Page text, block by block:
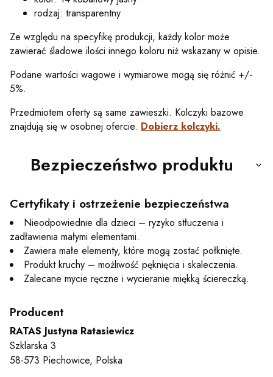
rodzaj: transparentny
Ze względu na specyfikę produkcji, każdy kolor może
zawierać śladowe ilości innego koloru niż wskazany w opisie.
Podane wartości wagowe i wymiarowe mogą się różnić +/-
5%.
Przedmiotem oferty są same zawieszki. Kolczyki bazowe
znajdują się w osobnej ofercie. Dobierz kolczyki.
Bezpieczeństwo produktu
Certyfikaty i ostrzeżenie bezpieczeństwa
Nieodpowiednie dla dzieci – ryzyko stłuczenia i
zadławienia małymi elementami.
Zawiera małe elementy, które mogą zostać połknięte.
Produkt kruchy – możliwość pęknięcia i skaleczenia.
Zalecane mycie ręczne i wycieranie miękką ściereczką.
Producent
RATAS Justyna Ratasiewicz
Szklarska 3
58-573 Piechowice, Polska